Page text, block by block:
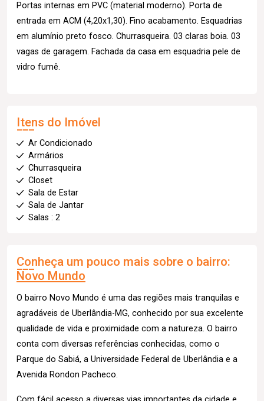
Portas internas em PVC (material moderno). Porta de
entrada em ACM (4,20x1,30). Fino acabamento. Esquadrias
em alumínio preto fosco. Churrasqueira. 03 claras boia. 03
vagas de garagem. Fachada da casa em esquadria pele de
vidro fumê.
Itens do Imóvel
Ar Condicionado
Armários
Churrasqueira
Closet
Sala de Estar
Sala de Jantar
Salas : 2
Conheça um pouco mais sobre o bairro:
Novo Mundo
O bairro Novo Mundo é uma das regiões mais tranquilas e
agradáveis de Uberlândia-MG, conhecido por sua excelente
qualidade de vida e proximidade com a natureza. O bairro
conta com diversas referências conhecidas, como o
Parque do Sabiá, a Universidade Federal de Uberlândia e a
Avenida Rondon Pacheco.